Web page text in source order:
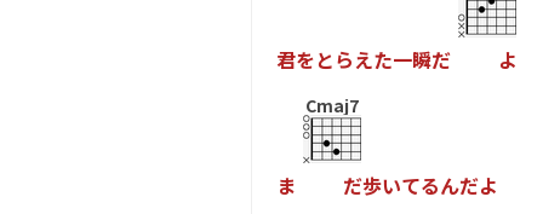
君をとらえた一瞬だ よ
ま
Cmaj7
だ歩いてるんだよ